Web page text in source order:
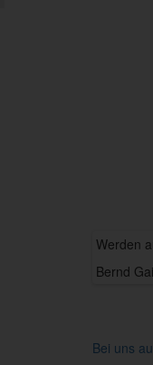
Werden
Bernd
Bei uns